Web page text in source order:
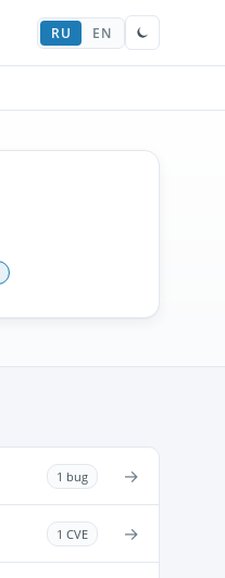
RU EN
1 bug →
1 CVE →